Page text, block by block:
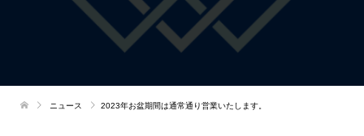
ニュース 2023年お盆期間は通常通り営業いたします。